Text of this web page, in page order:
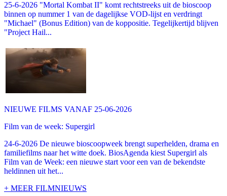
25-6-2026 "Mortal Kombat II" komt rechtstreeks uit de bioscoop
binnen op nummer 1 van de dagelijkse VOD-lijst en verdringt
"Michael" (Bonus Edition) van de koppositie. Tegelijkertijd blijven
"Project Hail...
NIEUWE FILMS VANAF 25-06-2026
Film van de week: Supergirl
24-6-2026 De nieuwe bioscoopweek brengt superhelden, drama en
familiefilms naar het witte doek. BiosAgenda kiest Supergirl als
Film van de Week: een nieuwe start voor een van de bekendste
heldinnen uit het...
+ MEER FILMNIEUWS